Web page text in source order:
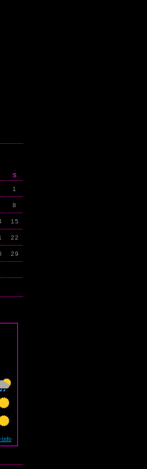
S
1
8
15
22
29